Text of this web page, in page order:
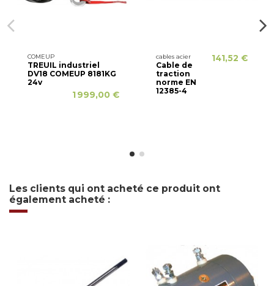
COMEUP
TREUIL industriel
DV18 COMEUP 8181KG
24v
1 999,00 €
cables acier
Cable de
traction
norme EN
12385-4
141,52 €
Les clients qui ont acheté ce produit ont
également acheté :